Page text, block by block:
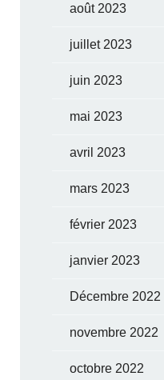
août 2023
juillet 2023
juin 2023
mai 2023
avril 2023
mars 2023
février 2023
janvier 2023
Décembre 2022
novembre 2022
octobre 2022